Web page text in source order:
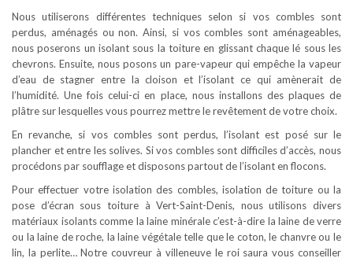
Nous utiliserons différentes techniques selon si vos combles sont
perdus, aménagés ou non. Ainsi, si vos combles sont aménageables,
nous poserons un isolant sous la toiture en glissant chaque lé sous les
chevrons. Ensuite, nous posons un pare-vapeur qui empêche la vapeur
d’eau de stagner entre la cloison et l’isolant ce qui amènerait de
l’humidité. Une fois celui-ci en place, nous installons des plaques de
plâtre sur lesquelles vous pourrez mettre le revêtement de votre choix.
En revanche, si vos combles sont perdus, l’isolant est posé sur le
plancher et entre les solives. Si vos combles sont difficiles d’accès, nous
procédons par soufflage et disposons partout de l’isolant en flocons.
Pour effectuer votre isolation des combles, isolation de toiture ou la
pose d’écran sous toiture à Vert-Saint-Denis, nous utilisons divers
matériaux isolants comme la laine minérale c’est-à-dire la laine de verre
ou la laine de roche, la laine végétale telle que le coton, le chanvre ou le
lin, la perlite… Notre couvreur à villeneuve le roi saura vous conseiller